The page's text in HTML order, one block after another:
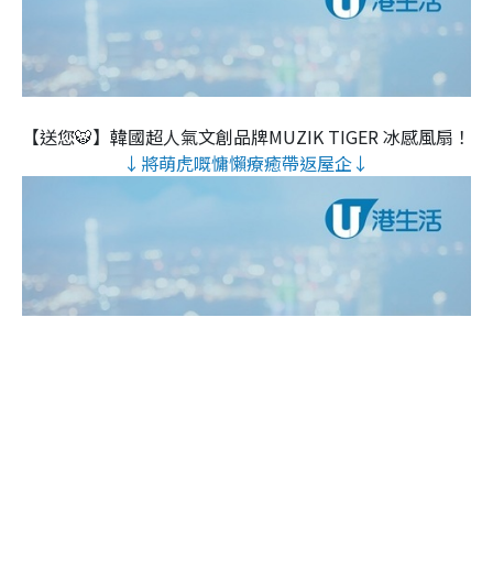
【送您🐯】韓國超人氣文創品牌MUZIK TIGER 冰感風扇！
↓將萌虎嘅慵懶療癒帶返屋企↓